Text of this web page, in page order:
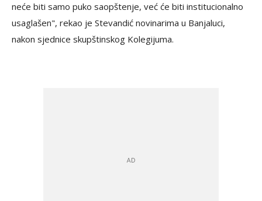
neće biti samo puko saopštenje, već će biti institucionalno
usaglašen", rekao je Stevandić novinarima u Banjaluci,
nakon sjednice skupštinskog Kolegijuma.